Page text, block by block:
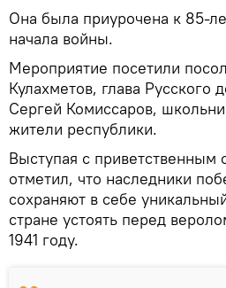
Она была приурочена к 85-
начала войны.
Мероприятие посетили
Кулахметов, глава Русского
Сергей Комиссаров,
жители республики.
Выступая с приветственным
отметил, что наследники
сохраняют в себе
стране устоять перед
1941 году.